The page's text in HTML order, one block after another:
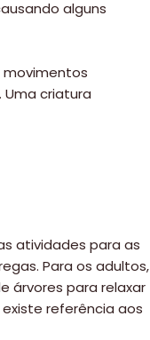
alguns
movimentos
criatura
atividades para as
Para os adultos,
árvores para relaxar
referência aos